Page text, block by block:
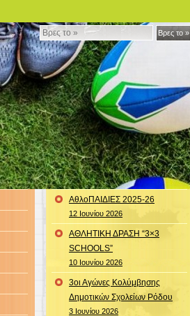
Βρες
το
»
Βρες το »
ΑθλοΠΑΙΔΙΕΣ 2025-26
12 Ιουνίου 2026
ΑΘΛΗΤΙΚΗ ΔΡΑΣΗ “3×3
SCHOOLS”
10 Ιουνίου 2026
3οι Αγώνες Κολύμβησης
Δημοτικών Σχολείων Ρόδου
3 Ιουνίου 2026